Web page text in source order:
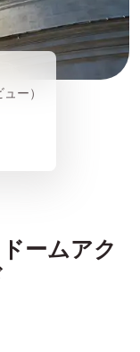
ー）
ームアク